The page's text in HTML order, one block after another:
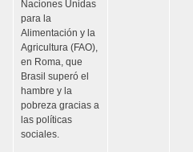
Naciones Unidas
para la
Alimentación y la
Agricultura (FAO),
en Roma, que
Brasil superó el
hambre y la
pobreza gracias a
las políticas
sociales.